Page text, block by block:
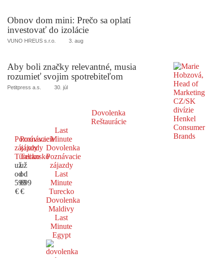
Obnov dom mini: Prečo sa oplatí
investovať do izolácie
VUNO HREUS s.r.o. 3. aug
Aby boli značky relevantné, musia
rozumieť svojim spotrebiteľom
Petitpress a.s. 30. júl
Dovolenka
Reštaurácie
Poznávacie
zájazdy
Turecko
už
od
599
€
Poznávacie
zájazdy
Taliansko
už
od
699
€
Last
Minute
Dovolenka
Poznávacie
zájazdy
Last
Minute
Turecko
Dovolenka
Maldivy
Last
Minute
Egypt